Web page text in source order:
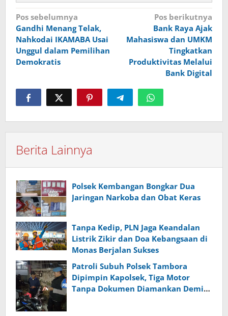
Navigasi
pos
Pos sebelumnya
Gandhi Menang Telak,
Nahkodai IKAMABA Usai
Unggul dalam Pemilihan
Demokratis
Pos berikutnya
Bank Raya Ajak
Mahasiswa dan UMKM
Tingkatkan
Produktivitas Melalui
Bank Digital
Berita Lainnya
Polsek Kembangan Bongkar Dua
Jaringan Narkoba dan Obat Keras
Tanpa Kedip, PLN Jaga Keandalan
Listrik Zikir dan Doa Kebangsaan di
Monas Berjalan Sukses
Patroli Subuh Polsek Tambora
Dipimpin Kapolsek, Tiga Motor
Tanpa Dokumen Diamankan Demi